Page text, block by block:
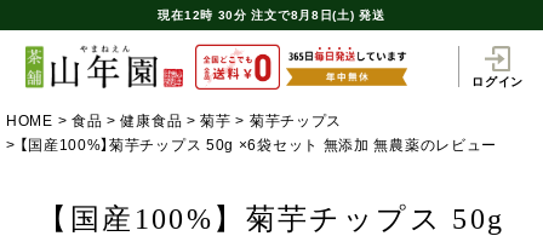
現在12時 30分 注文で8月8日(土) 発送
ログイン
HOME 食品 健康食品 菊芋
菊芋チップス
【国産100%】菊芋チップス 50g ×6袋セット 無添加 無農薬のレビュー
【国産100%】菊芋チップス 50g